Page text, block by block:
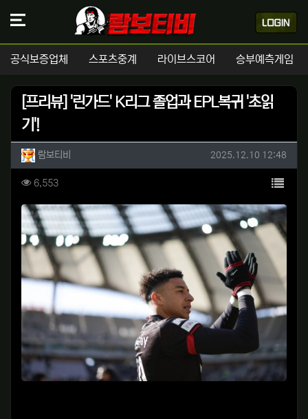
공식보증업체 스포츠중계 라이브스코어 승부예측게임
[프리뷰] '린가드' K리그 졸업과 EPL복귀 '초읽
기'!
작성자 정보
람보티비 작성일
2025.12.10 12:48
컨텐츠 정보
6,553조회 목록
본문